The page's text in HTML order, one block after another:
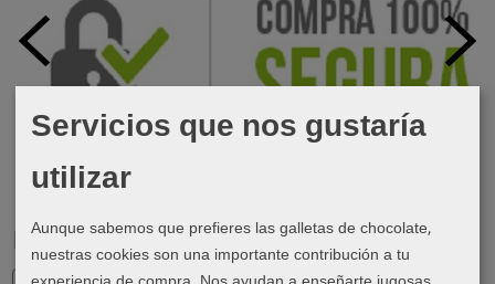
Marcas
Servicios que nos gustaría
utilizar
Aunque sabemos que prefieres las galletas de chocolate,
nuestras cookies son una importante contribución a tu